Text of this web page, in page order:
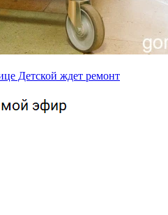
Детской ждет ремонт